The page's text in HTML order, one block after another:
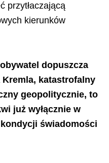
przytłaczającą
kierunków
dopuszcza
katastrofalny
geopolitycznie, to
już wyłącznie w
świadomości